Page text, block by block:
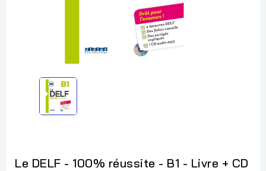
Le DELF - 100% réussite - B1 - Livre + CD